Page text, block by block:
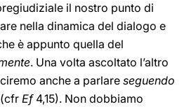
il nostro punto di
nella dinamica del dialogo e
è appunto quella del
. Una volta ascoltato l’altro
anche a parlare seguendo
(cfr Ef4,15). Non dobbiamo